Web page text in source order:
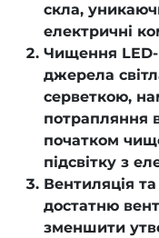
скла,
електричні
Чищення LED-
джерела
серветкою,
потрапляння
початком
підсвітку з
Вентиляція
достатню
зменшити